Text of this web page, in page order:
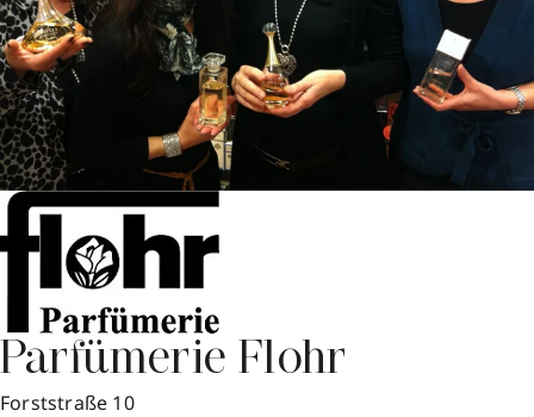
Parfümerie Flohr
Forststraße 10